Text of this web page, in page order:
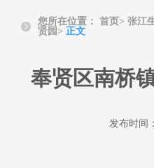
您所在位置： 首页> 张江
贤园> 正文
奉贤区南桥
发布时间